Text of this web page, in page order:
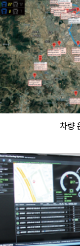
차량